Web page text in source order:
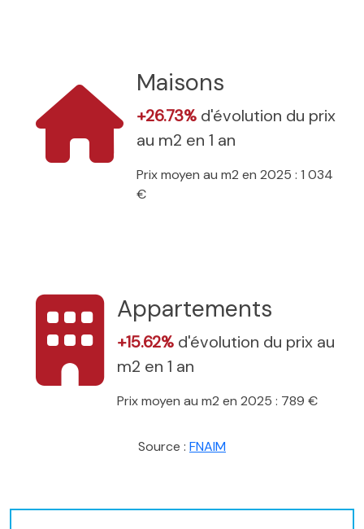
Maisons
+26.73% d'évolution du prix
au m2 en 1 an
Prix moyen au m2 en 2025 : 1 034
€
Appartements
+15.62% d'évolution du prix au
m2 en 1 an
Prix moyen au m2 en 2025 : 789 €
Source : FNAIM